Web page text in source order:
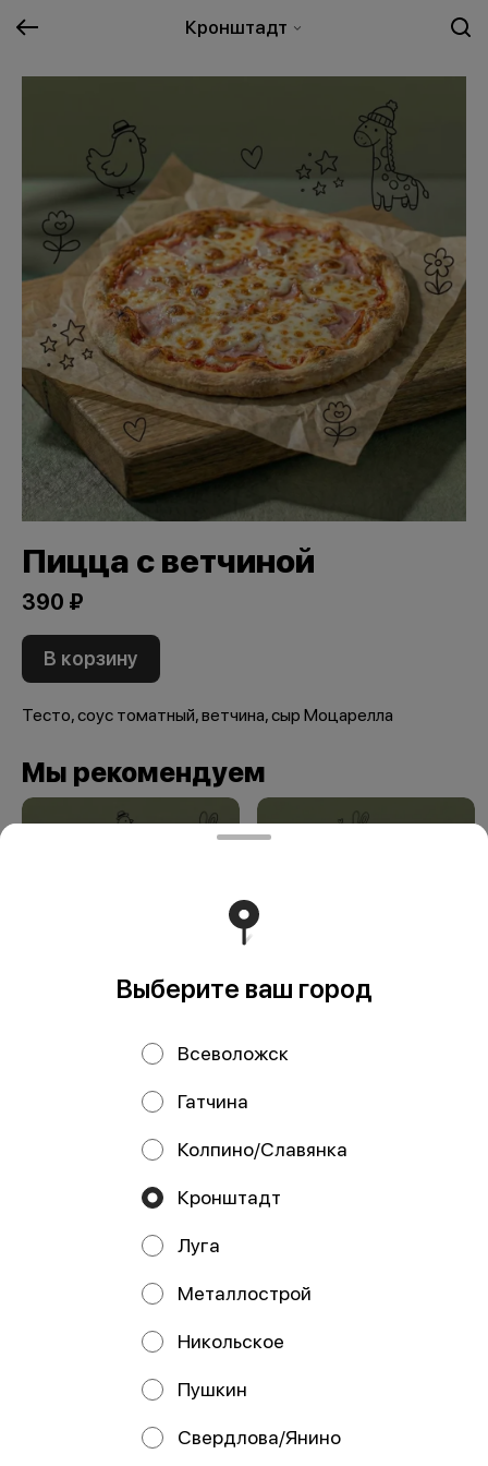
Кронштадт
Пицца с ветчиной
390 ₽
В корзину
Тесто, соус томатный, ветчина, сыр Моцарелла
Мы рекомендуем
терияки с рисом
ИНДИВИДУАЛЬНЫЙ
ПРЕДПРИНИМАТЕЛЬ БУТЫЛКИНА
ТАТЬЯНА АНАТОЛЬЕВНА
ИНН 782022488219 Российская Федерация, г. Санкт-
Петербург, г. Пушкин, ул. Ленинградская, дом 95, кв. 56
БИК 044525974 ИНН банка 7710140679 кор/счет
30101810145250000974 127287, г. Москва, ул. Хуторская
Работает на эффективном ядреFoodpicásso
Политика конфиденциальности
Выберите ваш город
Всеволожск
Гатчина
Колпино/Славянка
Кронштадт
Луга
Металлострой
Никольское
Пушкин
Свердлова/Янино